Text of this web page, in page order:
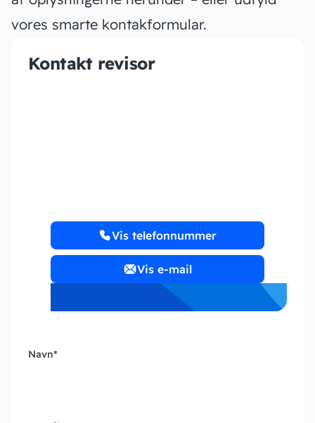
vores smarte kontakformular.
Kontakt revisor
Vis telefonnummer
Vis e-mail
Navn*